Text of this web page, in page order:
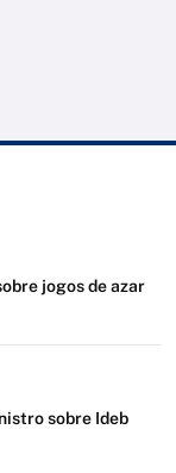
jogos de azar
sobre Ideb